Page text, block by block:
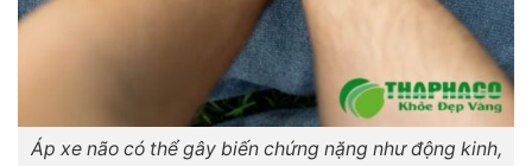
Áp xe não có thể gây biến chứng nặng như động kinh,